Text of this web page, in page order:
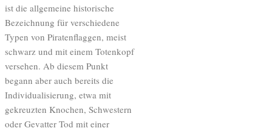
ist die allgemeine historische
Bezeichnung für verschiedene
Typen von Piratenflaggen, meist
schwarz und mit einem Totenkopf
versehen. Ab diesem Punkt
begann aber auch bereits die
Individualisierung, etwa mit
gekreuzten Knochen, Schwestern
oder Gevatter Tod mit einer